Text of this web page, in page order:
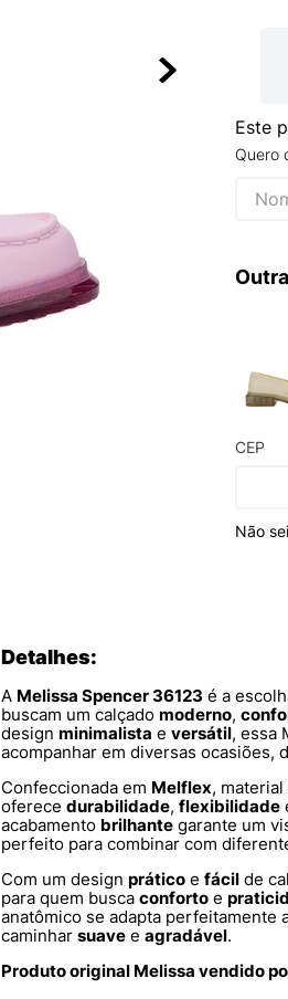
Este
Quero
CEP
Não
Detalhes:
A Melissa Spencer 36123 é a
buscam um calçado moderno,
design minimalista e versátil, essa
acompanhar em diversas ocasiões,
Confeccionada em Melflex,
oferece durabilidade, flexibilidade
acabamento brilhante garante um
perfeito para combinar com
Com um design prático e fácil de
para quem busca conforto e
anatômico se adapta perfeitamente
caminhar suave e agradável.
Produto original Melissa vendido